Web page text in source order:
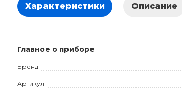
Характеристики Описание
Главное о приборе
Бренд
Артикул